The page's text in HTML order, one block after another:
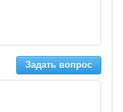
Задать вопрос